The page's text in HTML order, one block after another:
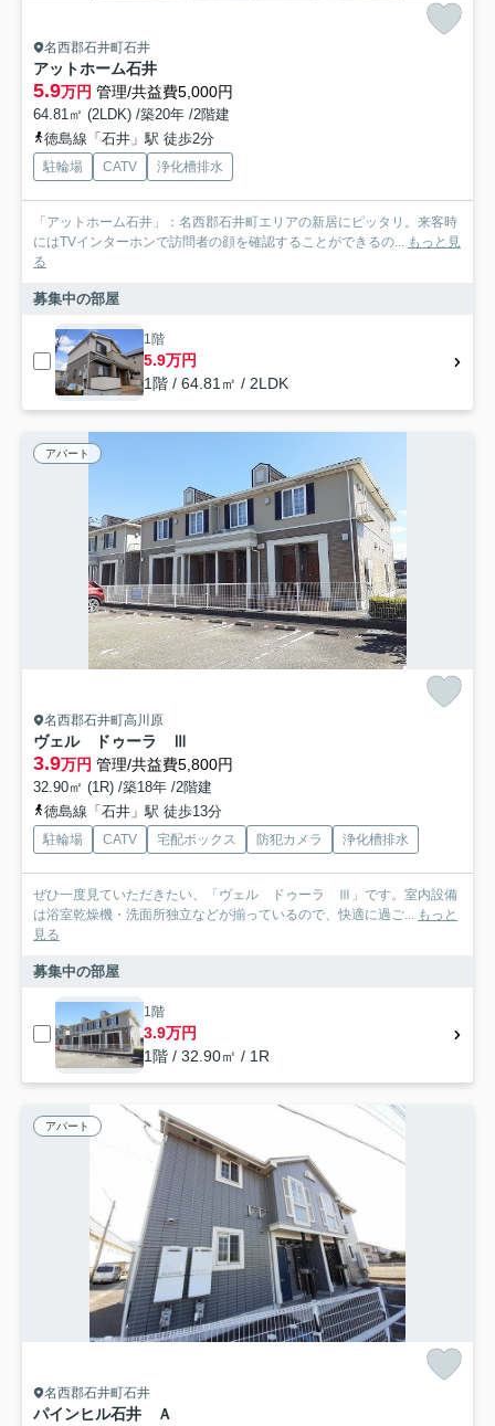
名西郡石井町石井
アットホーム石井
5.9万円 管理/共益費5,000円
64.81㎡ (2LDK) /築20年 /2階建
徳島線「石井」駅 徒歩2分
駐輪場 CATV 浄化槽排水
「アットホーム石井」：名西郡石井町エリアの新居にピッタリ。来客時
にはTVインターホンで訪問者の顔を確認することができるの...
もっと見
る
募集中の部屋
1階
5.9万円
1階 / 64.81㎡ / 2LDK
アパート
名西郡石井町高川原
ヴェル ドゥーラ Ⅲ
3.9万円 管理/共益費5,800円
32.90㎡ (1R) /築18年 /2階建
徳島線「石井」駅 徒歩13分
駐輪場 CATV 宅配ボックス 防犯カメラ 浄化槽排水
ぜひ一度見ていただきたい、「ヴェル ドゥーラ Ⅲ」です。室内設備
は浴室乾燥機・洗面所独立などが揃っているので、快適に過ご...
もっと
見る
募集中の部屋
1階
3.9万円
1階 / 32.90㎡ / 1R
アパート
名西郡石井町石井
パインヒル石井 Ａ